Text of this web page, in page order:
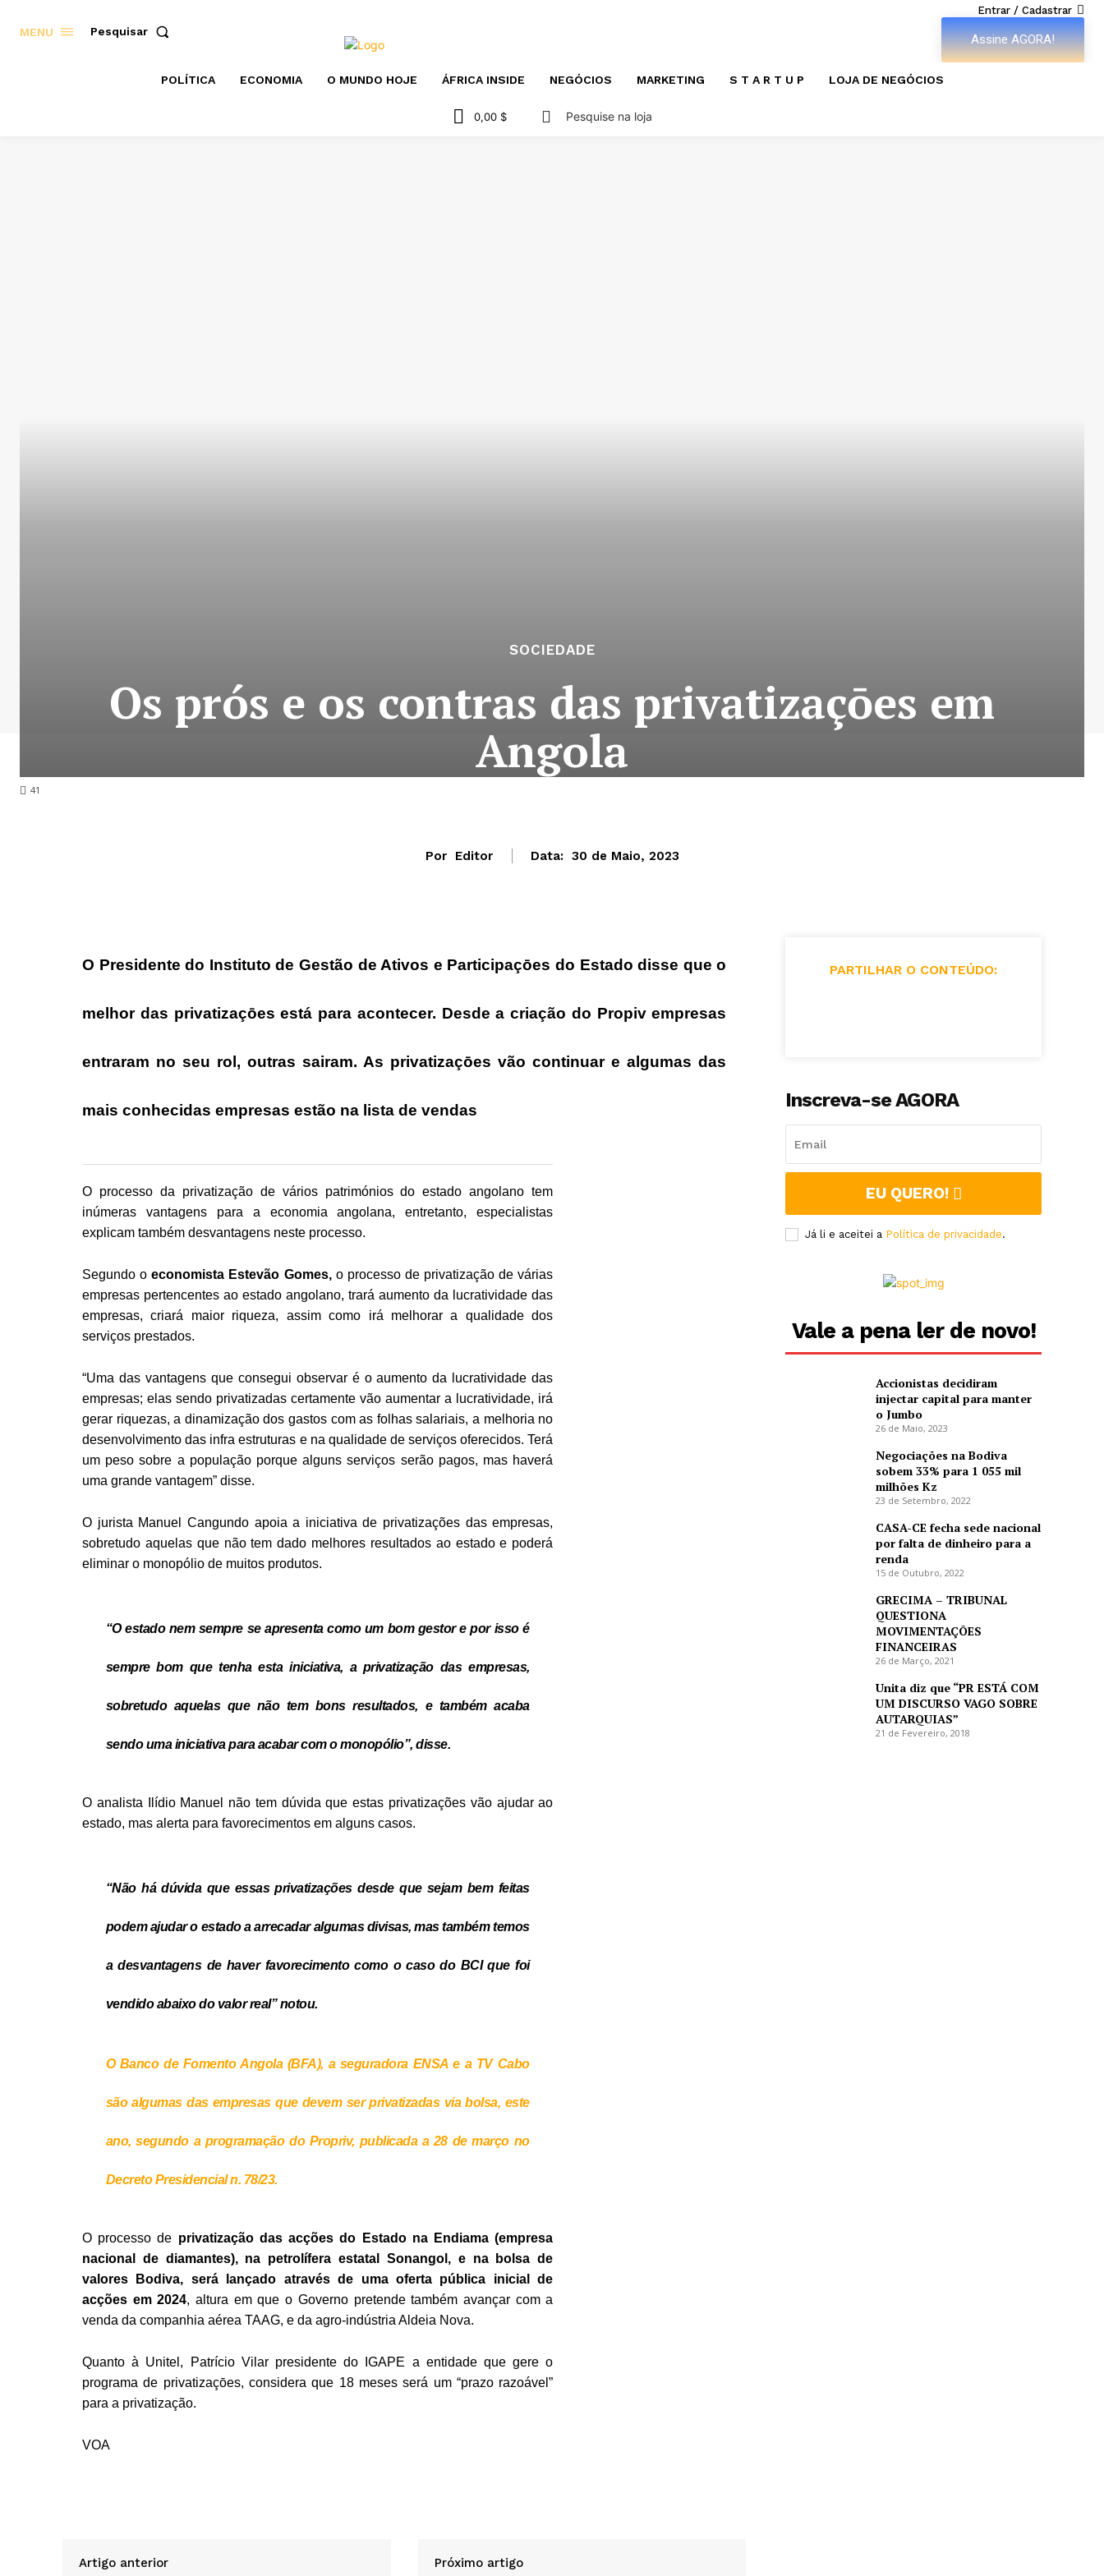
MENU Pesquisar
Entrar / Cadastrar
Assine AGORA!
POLÍTICA ECONOMIA O MUNDO HOJE ÁFRICA INSIDE NEGÓCIOS MARKETING S T A R T U P LOJA DE NEGÓCIOS
0,00 $ Pesquise na loja
41
SOCIEDADE
Os prós e os contras das privatizaçōes em
Angola
Por Editor Data: 30 de Maio, 2023
O Presidente do Instituto de Gestão de Ativos e Participaçōes do Estado disse que o
melhor das privatizaçōes está para acontecer. Desde a criação do Propiv empresas
entraram no seu rol, outras sairam. As privatizaçōes vão continuar e algumas das
mais conhecidas empresas estão na lista de vendas
O processo da privatização de vários patrimónios do estado angolano tem
inúmeras vantagens para a economia angolana, entretanto, especialistas
explicam também desvantagens neste processo.
Segundo oeconomista Estevão Gomes,o processo de privatização de várias
empresas pertencentes ao estado angolano, trará aumento da lucratividade das
empresas, criará maior riqueza, assim como irá melhorar a qualidade dos
serviços prestados.
“Uma das vantagens que consegui observar é o aumento da lucratividade das
empresas; elas sendo privatizadas certamente vão aumentar a lucratividade, irá
gerar riquezas, a dinamização dos gastos com as folhas salariais, a melhoria no
desenvolvimento das infra estruturas e na qualidade de serviços oferecidos. Terá
um peso sobre a população porque alguns serviços serão pagos, mas haverá
uma grande vantagem” disse.
O jurista Manuel Cangundo apoia a iniciativa de privatizações das empresas,
sobretudo aquelas que não tem dado melhores resultados ao estado e poderá
eliminar o monopólio de muitos produtos.
“O estado nem sempre se apresenta como um bom gestor e por isso é
sempre bom que tenha esta iniciativa, a privatização das empresas,
sobretudo aquelas que não tem bons resultados, e também acaba
sendo uma iniciativa para acabar com o monopólio”, disse.
O analista Ilídio Manuel não tem dúvida que estas privatizações vão ajudar ao
estado, mas alerta para favorecimentos em alguns casos.
“Não há dúvida que essas privatizações desde que sejam bem feitas
podem ajudar o estado a arrecadar algumas divisas,mas também temos
a desvantagens de haver favorecimento como o caso do BCI que foi
vendido abaixo do valor real” notou.
O Banco de Fomento Angola (BFA), a seguradora ENSA e a TV Cabo
são algumas das empresas que devem ser privatizadas via bolsa, este
ano, segundo a programação do Propriv, publicada a 28 de março no
Decreto Presidencial n. 78/23.
O processo de privatização das acções do Estado na Endiama (empresa
nacional de diamantes), na petrolífera estatal Sonangol, e na bolsa de
valores Bodiva, será lançado através de uma oferta pública inicial de
acções em 2024, altura em que o Governo pretende também avançar com a
venda da companhia aérea TAAG, e da agro-indústria Aldeia Nova.
Quanto à Unitel, Patrício Vilar presidente do IGAPE a entidade que gere o
programa de privatizaçōes, considera que 18 meses será um “prazo razoável”
para a privatização.
VOA
Artigo anterior Próximo artigo
PARTILHAR O CONTEÚDO:
Inscreva-se AGORA
EU QUERO!
Já li e aceitei a Política de privacidade.
Vale a pena ler de novo!
Accionistas decidiram
injectar capital para manter
o Jumbo
26 de Maio, 2023
Negociações na Bodiva
sobem 33% para 1 055 mil
milhões Kz
23 de Setembro, 2022
CASA-CE fecha sede nacional
por falta de dinheiro para a
renda
15 de Outubro, 2022
GRECIMA – TRIBUNAL
QUESTIONA
MOVIMENTAÇÕES
FINANCEIRAS
26 de Março, 2021
Unita diz que “PR ESTÁ COM
UM DISCURSO VAGO SOBRE
AUTARQUIAS”
21 de Fevereiro, 2018